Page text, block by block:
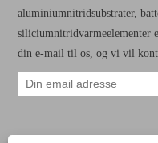
aluminiumnitridsubstrater,
siliciumnitridvarmeelementer
din e-mail til os, og vi vil